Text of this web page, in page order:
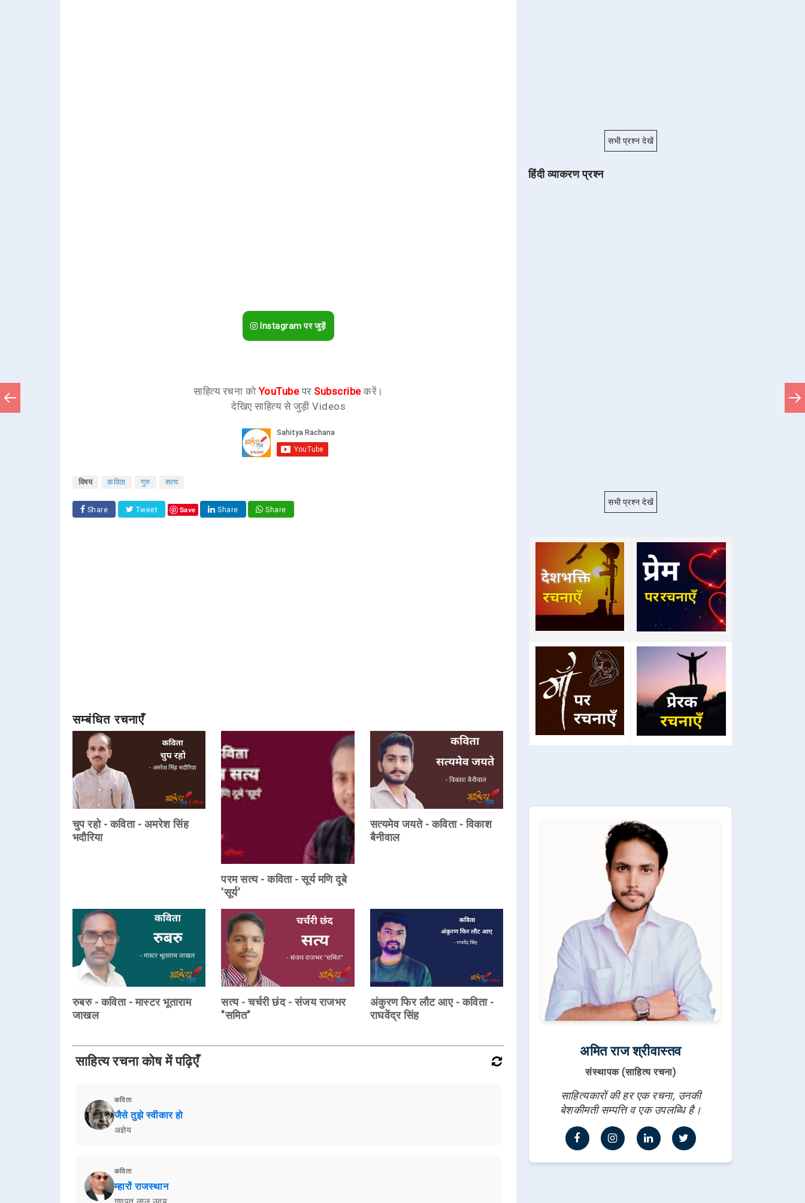
Instagram पर जुड़ें
साहित्य रचना कोYouTubeपर Subscribeकरें।
देखिए साहित्य से जुड़ी Videos
विषय कविता गुरु सत्य
Share Tweet Save Share Share
सम्बंधित रचनाएँ
चुप रहो - कविता - अमरेश सिंह
भदौरिया
परम सत्य - कविता - सूर्य मणि दूबे
'सूर्य'
सत्यमेव जयते - कविता - विकाश
बैनीवाल
रुबरु - कविता - मास्टर भूताराम
जाखल
सत्य - चर्चरी छंद - संजय राजभर
"समित"
अंकुरण फिर लौट आए - कविता -
राघवेंद्र सिंह
साहित्य रचना कोष में पढ़िएँ
कविता
जैसे तुझे स्वीकार हो
अज्ञेय
कविता
म्हारों राजस्थान
सभी प्रश्न देखें
हिंदी व्याकरण प्रश्न
सभी प्रश्न देखें
अमित राज श्रीवास्तव
संस्थापक (साहित्य रचना)
साहित्यकारों की हर एक रचना, उनकी
बेशकीमती सम्पत्ति व एक उपलब्धि है।